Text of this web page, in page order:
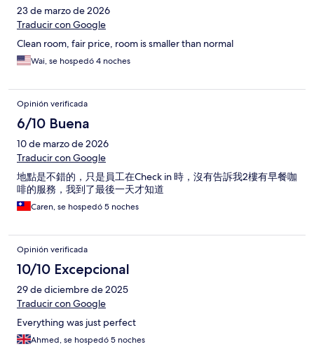
23 de marzo de 2026
Traducir con Google
Clean room, fair price, room is smaller than normal
Wai, se hospedó 4 noches
Opinión verificada
6/10 Buena
10 de marzo de 2026
Traducir con Google
地點是不錯的，只是員工在Check in 時，沒有告訴我2樓有早餐咖
啡的服務，我到了最後一天才知道
Caren, se hospedó 5 noches
Opinión verificada
10/10 Excepcional
29 de diciembre de 2025
Traducir con Google
Everything was just perfect
Ahmed, se hospedó 5 noches